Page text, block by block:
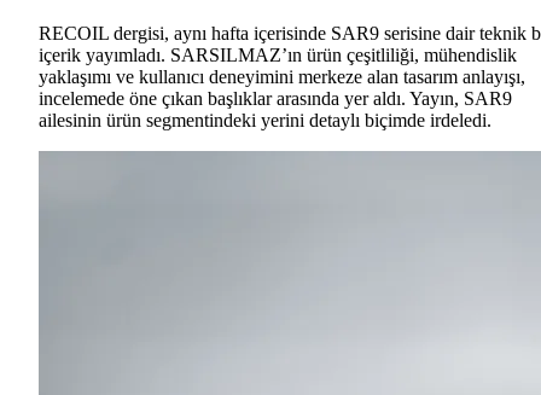
RECOIL dergisi, aynı hafta içerisinde SAR9 serisine dair teknik
içerik yayımladı. SARSILMAZ’ın ürün çeşitliliği, mühendislik
yaklaşımı ve kullanıcı deneyimini merkeze alan tasarım anlayışı,
incelemede öne çıkan başlıklar arasında yer aldı. Yayın, SAR9
ailesinin ürün segmentindeki yerini detaylı biçimde irdeledi.